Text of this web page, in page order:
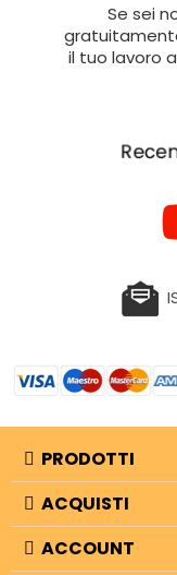
Se sei
il tuo lavoro
PRODOTTI
ACQUISTI
ACCOUNT